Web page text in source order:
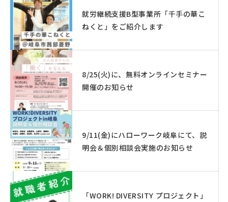
就労継続支援B型事業所「千手の華こ
ねくと」をご紹介します
8/25(火)に、無料オンラインセミナー
開催のお知らせ
9/11(金)にハローワーク岐阜にて、説
明会＆個別相談会実施のお知らせ
「WORK! DIVERSITY プロジェクト」